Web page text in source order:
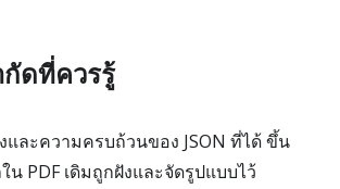
ดที่ควรรู้
และความครบถ้วนของ JSON ที่ได้ ขึ้น
น PDF เดิมถูกฝังและจัดรูปแบบไว้